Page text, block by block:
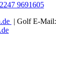
9691605
| Golf E-Mail: